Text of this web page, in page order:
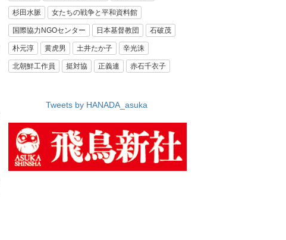
杉田水脈 女たちの戦争と平和資料館
国際協力NGOセンター 日本基督教団 石破茂
朴元淳 黄虎男 土井たか子 辛光洙
北朝鮮工作員 挺対協 正義連 赤石千衣子
Tweets by HANADA_asuka